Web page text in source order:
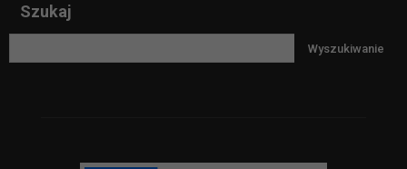
Szukaj